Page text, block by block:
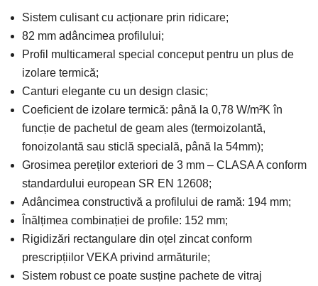
Sistem culisant cu acționare prin ridicare;
82 mm adâncimea profilului;
Profil multicameral special conceput pentru un plus de
izolare termică;
Canturi elegante cu un design clasic;
Coeficient de izolare termică: până la 0,78 W/m²K în
funcție de pachetul de geam ales (termoizolantă,
fonoizolantă sau sticlă specială, până la 54mm);
Grosimea pereților exteriori de 3 mm – CLASA A conform
standardului european SR EN 12608;
Adâncimea constructivă a profilului de ramă: 194 mm;
Înălțimea combinației de profile: 152 mm;
Rigidizări rectangulare din oțel zincat conform
prescripțiilor VEKA privind armăturile;
Sistem robust ce poate susține pachete de vitraj